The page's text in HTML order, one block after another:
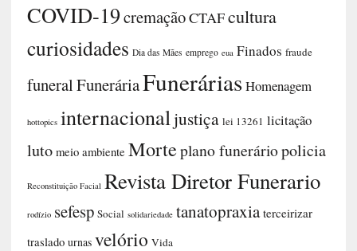
COVID-19cremaçãoCTAFcultura
curiosidades Dia das Mães emprego eua Finados fraude
funeralFuneráriaFuneráriasHomenagem
hottopics internacionaljustiça lei 13261 licitação
luto meio ambiente Morteplano funeráriopolicia
Reconstituição Facial Revista Diretor Funerario
rodízio sefesp Social solidariedade tanatopraxia terceirizar
traslado urnas velório Vida